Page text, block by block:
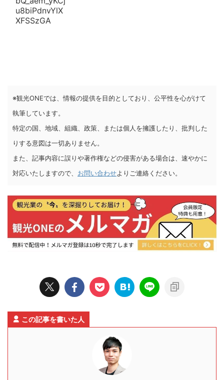
※観光ONEでは、情報の提供を目的としており、公平性を心がけて
執筆しています。
特定の国、地域、組織、政策、または個人を擁護したり、批判した
りする意図は一切ありません。
また、記事内容に誤りや著作権などの侵害がある場合は、速やかに
対応いたしますので、 お問い合わせよりご連絡ください。
この記事を書いた人